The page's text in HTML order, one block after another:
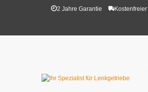
2 Jahre Garantie